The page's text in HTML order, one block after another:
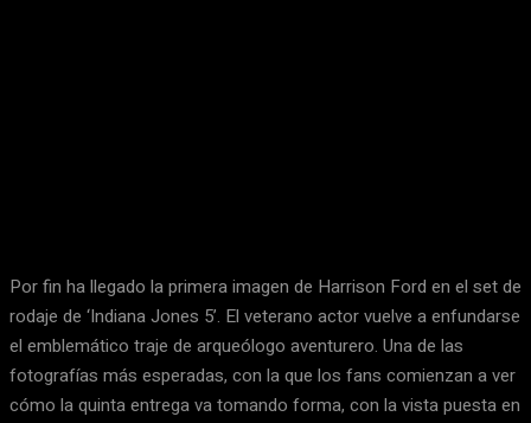
Por fin ha llegado la primera imagen de Harrison Ford en el set de
rodaje de ‘Indiana Jones 5’. El veterano actor vuelve a enfundarse
el emblemático traje de arqueólogo aventurero. Una de las
fotografías más esperadas, con la que los fans comienzan a ver
cómo la quinta entrega va tomando forma, con la vista puesta en